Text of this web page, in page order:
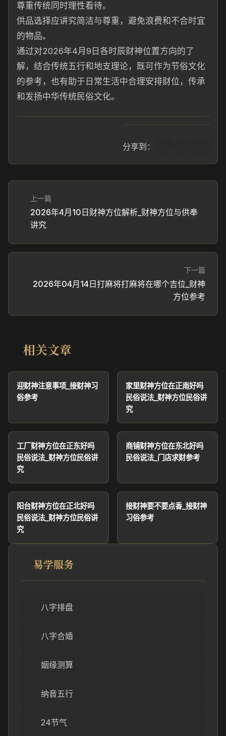
尊重传统同时理性看待。
供品选择应讲究简洁与尊重，避免浪费和不合时宜
的物品。
通过对2026年4月9日各时辰财神位置方向的了
解，结合传统五行和地支理论，既可作为节俗文化
的参考，也有助于日常生活中合理安排财位，传承
和发扬中华传统民俗文化。
分享到：
上一篇
2026年4月10日财神方位解析_财神方位与供奉
讲究
下一篇
2026年04月14日打麻将打麻将在哪个吉位_财神
方位参考
相关文章
迎财神注意事项_接财神习
俗参考
家里财神方位在正南好吗
民俗说法_财神方位民俗讲
究
工厂财神方位在正东好吗
民俗说法_财神方位民俗讲
究
商铺财神方位在东北好吗
民俗说法_门店求财参考
阳台财神方位在正北好吗
民俗说法_财神方位民俗讲
究
接财神要不要点香_接财神
习俗参考
易学服务
八字排盘
八字合婚
姻缘测算
纳音五行
24节气